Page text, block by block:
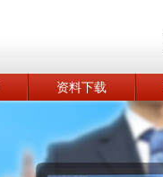
资料下载